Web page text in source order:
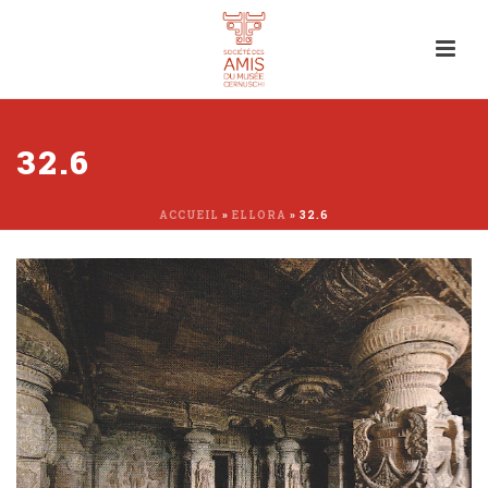
32.6
ACCUEIL » ELLORA » 32.6